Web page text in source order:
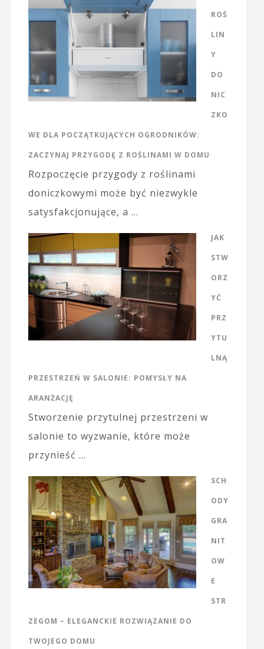
ROŚ
LIN
Y
DO
NIC
ZKO
WE DLA POCZĄTKUJĄCYCH OGRODNIKÓW:
ZACZYNAJ PRZYGODĘ Z ROŚLINAMI W DOMU
Rozpoczęcie przygody z roślinami
doniczkowymi może być niezwykle
satysfakcjonujące, a …
JAK
STW
ORZ
YĆ
PRZ
YTU
LNĄ
PRZESTRZEŃ W SALONIE: POMYSŁY NA
ARANŻACJĘ
Stworzenie przytulnej przestrzeni w
salonie to wyzwanie, które może
przynieść …
SCH
ODY
GRA
NIT
OW
E
STR
ZEGOM – ELEGANCKIE ROZWIĄZANIE DO
TWOJEGO DOMU